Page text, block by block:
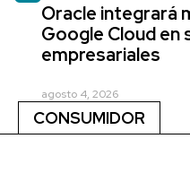
Oracle integrará
Google Cloud en
empresariales
agosto 4, 2026
CONSUMIDOR